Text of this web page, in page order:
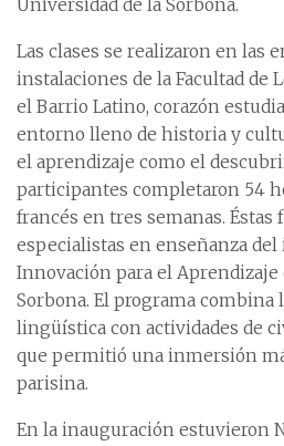
Universidad de la Sorbona.
Las clases se realizaron en las
instalaciones de la Facultad de
el Barrio Latino, corazón
entorno lleno de historia y
el aprendizaje como el
participantes completaron 54
francés en tres semanas.
especialistas en enseñanza del
Innovación para el Aprendizaje
Sorbona. El programa combina
lingüística con actividades de
que permitió una inmersión
parisina.
En la inauguración estuvieron